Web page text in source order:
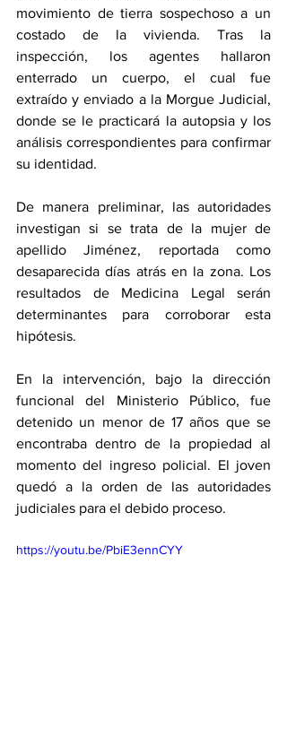
movimiento de tierra sospechoso a un
costado de la vivienda. Tras la
inspección, los agentes hallaron
enterrado un cuerpo, el cual fue
extraído y enviado a la Morgue Judicial,
donde se le practicará la autopsia y los
análisis correspondientes para confirmar
su identidad.
De manera preliminar, las autoridades
investigan si se trata de la mujer de
apellido Jiménez, reportada como
desaparecida días atrás en la zona. Los
resultados de Medicina Legal serán
determinantes para corroborar esta
hipótesis.
En la intervención, bajo la dirección
funcional del Ministerio Público, fue
detenido un menor de 17 años que se
encontraba dentro de la propiedad al
momento del ingreso policial. El joven
quedó a la orden de las autoridades
judiciales para el debido proceso.
https://youtu.be/PbiE3ennCYY